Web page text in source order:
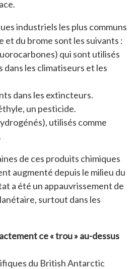
industriels les plus communs
et du brome sont les suivants :
qui sont utilisés
les climatiseurs et les
dans les extincteurs.
un pesticide.
utilisés comme
de ces produits chimiques
augmenté depuis le milieu du
a été un appauvrissement de
surtout dans les
ce « trou » au-dessus
du British Antarctic